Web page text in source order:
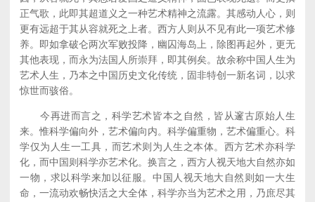
正气歌，此即其超道义之一种艺术精神之流露。其感动人心，则
更有远超于其从容就死之上者。西方人则从不见有此一项艺术修
养。即如拿破仑两次军败投降，幽囚海岛上，除图再起外，更无
其他表现，而永为法国人所崇拜，即其例矣。故余称中国人生为
艺术人生，乃本之中国历史文化传统，固非特创一新名词，以求
惊世而骇俗。
今再进而言之，科学艺术皆本之自然，皆从邃古原始人生
来。惟科学偏向外，艺术偏向内。科学偏重物，艺术偏重心。科
学仅为人生一工具，而艺术则为人生之本体。西方艺术亦科学
化，而中国则科学亦艺术化。换言之，西方人视天地大自然亦如
一物，求以科学来加以征服。中国人视天地大自然则如一大生
命，一流动欢畅快活之大全体，科学亦当为艺术之用，乃庶尽其